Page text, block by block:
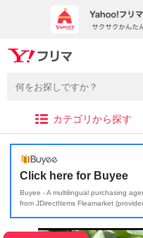
カテゴリから探す
Click here for Buyee
Buyee - A multilingual purchasing
from JDirectItems Fleamarket